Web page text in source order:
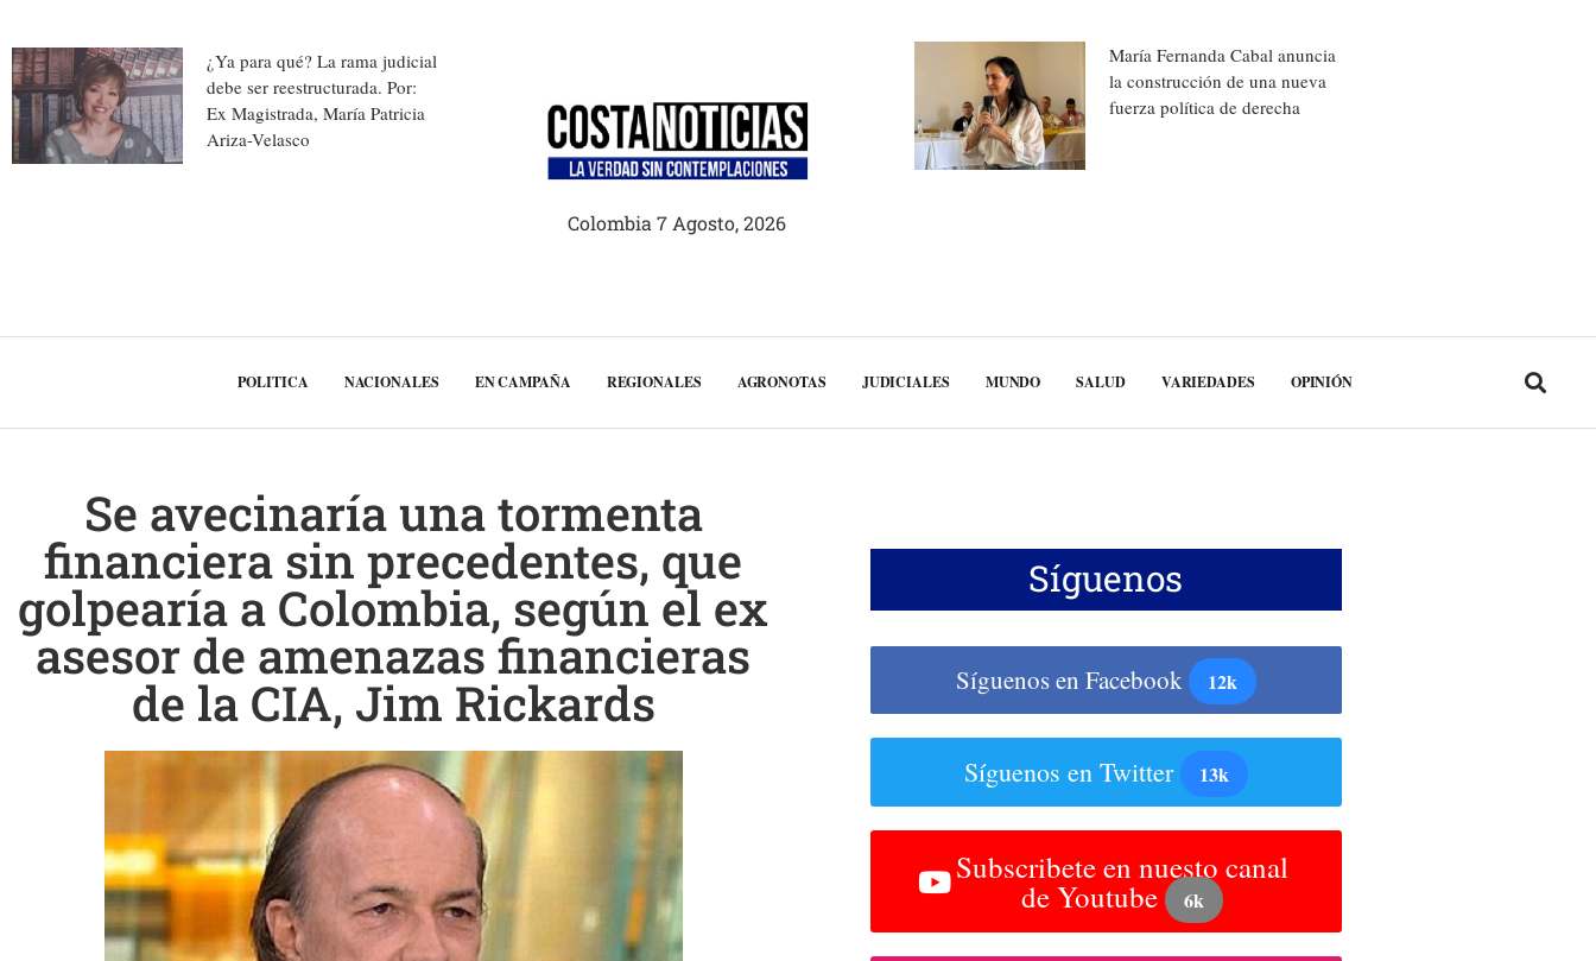
¿Ya para qué? La rama judicial
debe ser reestructurada. Por:
Ex Magistrada, María Patricia
Ariza-Velasco
Colombia 7 Agosto, 2026
María Fernanda Cabal anuncia
la construcción de una nueva
fuerza política de derecha
POLITICA NACIONALES EN CAMPAÑA REGIONALES AGRONOTAS JUDICIALES MUNDO SALUD VARIEDADES OPINIÓN
Se avecinaría una tormenta
financiera sin precedentes, que
golpearía a Colombia, según el ex
asesor de amenazas financieras
de la CIA, Jim Rickards
Síguenos
Síguenos en Facebook 12k
Síguenos en Twitter 13k
Subscribete en nuesto canal
de Youtube 6k